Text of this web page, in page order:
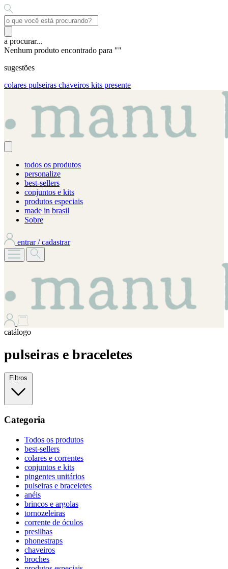
a procurar...
Nenhum produto encontrado para ""
sugestões
colares pulseiras chaveiros kits presente
todos os produtos
personalize
best-sellers
conjuntos e kits
produtos especiais
made in brasil
Sobre
entrar / cadastrar
catálogo
pulseiras e braceletes
Filtros
Categoria
Todos os produtos
best-sellers
colares e correntes
conjuntos e kits
pingentes unitários
pulseiras e braceletes
anéis
brincos e argolas
tornozeleiras
corrente de óculos
presilhas
phonestraps
chaveiros
broches